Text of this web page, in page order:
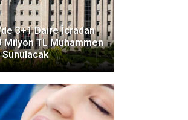
3+1 Daire İcradan
Milyon TL Muhammen